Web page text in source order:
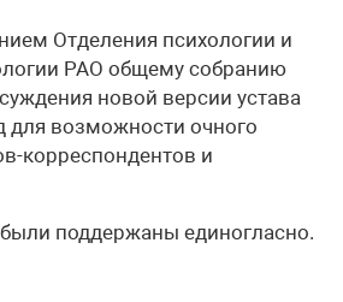
Отделения психологии и
РАО общему собранию
новой версии устава
для возможности очного
корреспондентов и
поддержаны единогласно.